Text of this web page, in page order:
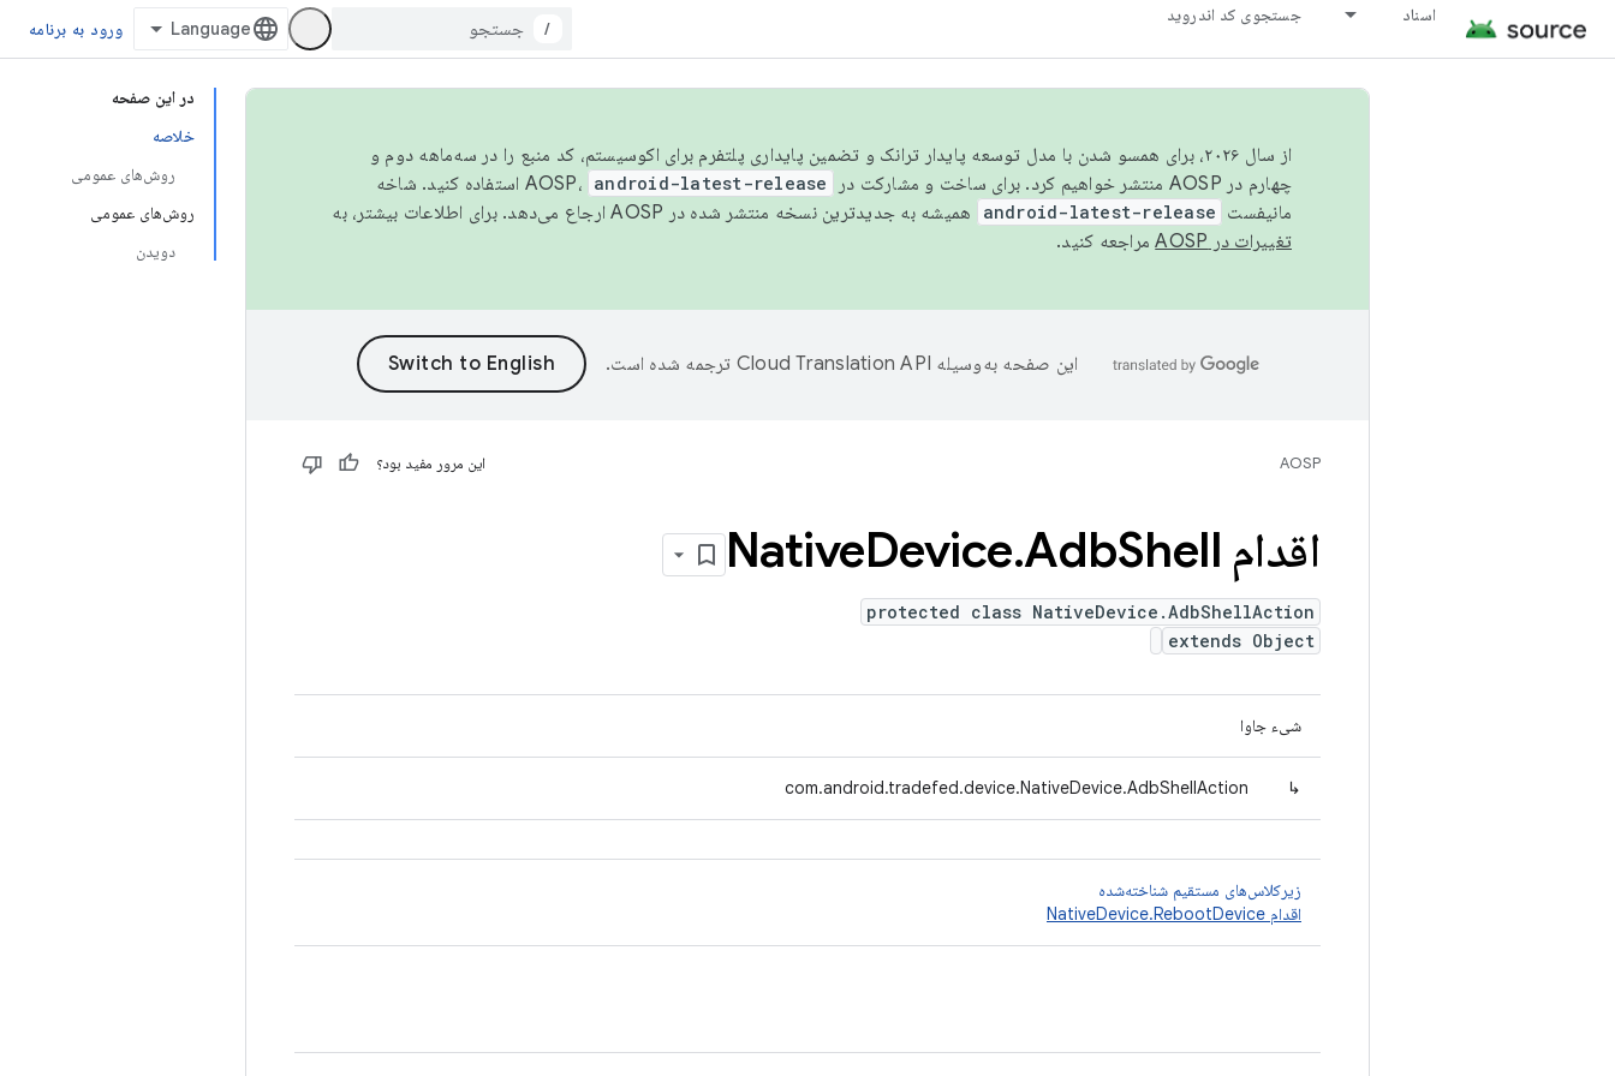
اسناد جستجوی کد اندروید
/ ورود به برنامه
در این صفحه
خلاصه
روش‌های عمومی
روش‌های عمومی
دویدن
از سال ۲۰۲۶، برای همسو شدن با مدل توسعه پایدار ترانک و تضمین پایداری پلتفرم برای اکوسیستم، کد منبع را در سه‌ماهه دوم و
چهارم در AOSP منتشر خواهیم کرد. برای ساخت و مشارکت در AOSP،
android-latest-release
استفاده کنید. شاخه
مانیفست android-latest-release
همیشه به جدیدترین نسخه منتشر شده در AOSP ارجاع می‌دهد. برای اطلاعات بیشتر، به
تغییرات در AOSP
مراجعه کنید.
این صفحه به‌وسیله ترجمه شده است.
AOSP این مرور مفید بود؟
اقدام Native Device.AdbShell
protected class NativeDevice.AdbShellAction
extends Object
شیء جاوا
↳
com.android.tradefed.device.NativeDevice.AdbShellAction
زیرکلاس‌های مستقیم شناخته‌شده
اقدام NativeDevice.RebootDevice